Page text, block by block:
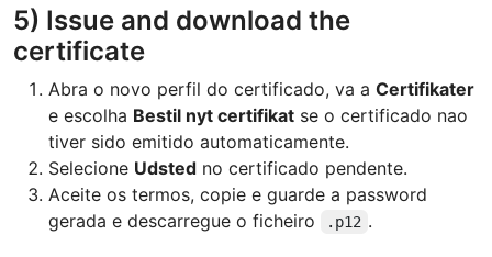
5) Issue and download the
certificate
Abra o novo perfil do certificado, va a Certifikater
e escolha Bestil nyt certifikat se o certificado nao
tiver sido emitido automaticamente.
Selecione Udsted no certificado pendente.
Aceite os termos, copie e guarde a password
gerada e descarregue o ficheiro
.p12 .